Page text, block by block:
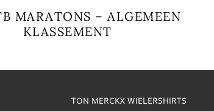
MARATONS – ALGEMEEN
KLASSEMENT
heeft
Deze
TON MERCKX WIELERSHIRTS